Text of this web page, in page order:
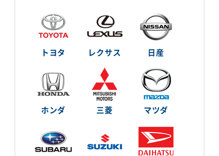
トヨタ レクサス 日産
ホンダ 三菱 マツダ